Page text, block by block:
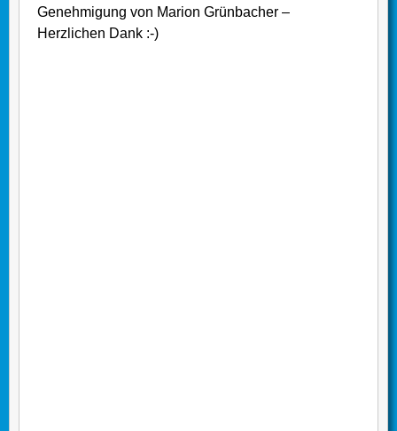
Genehmigung von Marion Grünbacher –
Herzlichen Dank :-)